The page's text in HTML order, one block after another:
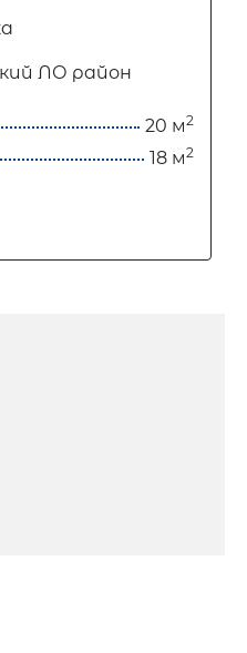
ЛО район
20 м2
18 м2